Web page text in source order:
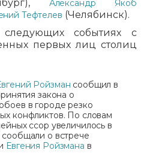
Александр Якоб
Тефтелев (Челябинск).
событиях с
первых лиц столиц
Ройзман сообщил в
закона о
в городе резко
конфликтов. По словам
ссор увеличилось в
о встрече
Евгения Ройзмана в